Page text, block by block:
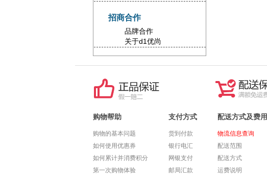
招商合作
品牌合作
关于d1优尚
购物帮助
购物的基本问题
如何使用优惠券
如何累计并消费积分
第一次购物体验
支付方式
货到付款
银行电汇
网银支付
邮局汇款
配送方式及费用
物流信息查询
配送范围
配送方式
运费说明